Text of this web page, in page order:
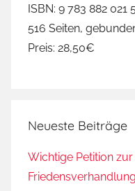
J
o
s
v
r
b
ISBN: 9 783 882 021
516 Seiten,
Preis: 28,50€
Neueste Beiträge
Wichtige Petition